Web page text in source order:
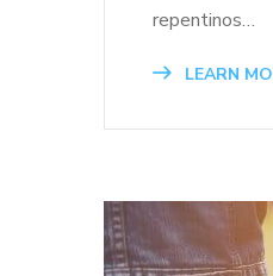
repentinos…
LEARN